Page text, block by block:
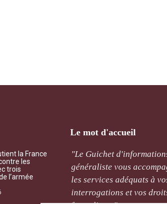
la France
les
trois
l’armée
Le mot d'accueil
concernant
sera
délais. "
"Le Guichet
généraliste vous
les services adéquats à
interrogations et vos